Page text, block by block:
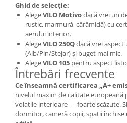
Ghid de selecție:
AlegeVILO Motivodacă vrei un
rustic, marmură, cărămidă) cu
aerului interior.
AlegeVILO 250Qdacă vrei
(Alb/Pin/Stejar) și buget mai mic.
AlegeVILO 105 pentru aspect
Întrebări frecvente
Ce înseamnă certificarea „A+
nivelul maxim de calitate
volatile interioare — foarte scăzute.
dormitor, cameră copii, spații